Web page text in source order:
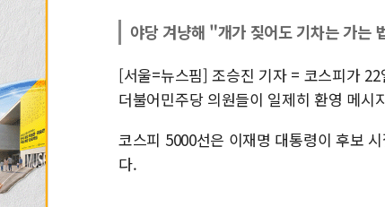
야당 겨냥해 "개가 짖어도 기차는 가는
[서울=뉴스핌] 조승진 기자 = 코스피가
더불어민주당 의원들이 일제히 환영 메
코스피 5000선은 이재명 대통령이 후보
다.